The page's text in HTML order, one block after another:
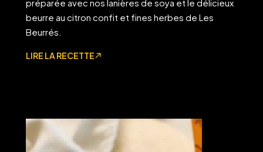
préparée avec nos lanières de soya et le délicieux
beurre au citron confit et fines herbes de Les
Beurrés.
LIRE LA RECETTE